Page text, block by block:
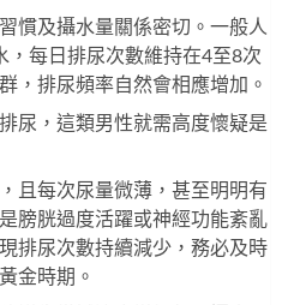
慣及攝水量關係密切。一般人
，每日排尿次數維持在4至8次
，排尿頻率自然會相應增加。
尿，這類男性就需高度懷疑是
且每次尿量微薄，甚至明明有
膀胱過度活躍或神經功能紊亂
排尿次數持續減少，務必及時
金時期。